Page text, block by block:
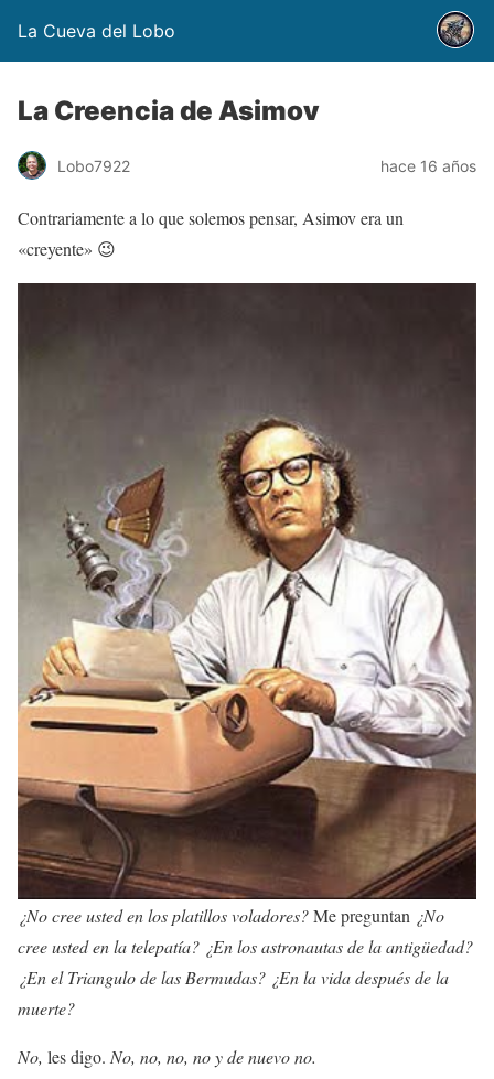
La Cueva del Lobo
La Creencia de Asimov
Lobo7922 hace 16 años
Contrariamente a lo que solemos pensar, Asimov era un
«creyente» 😉
¿No cree usted en los platillos voladores?Me preguntan ¿No
cree usted en la telepatía? ¿En los astronautas de la antigüedad?
¿En el Triangulo de las Bermudas? ¿En la vida después de la
muerte?
No, les digo. No, no, no, no y de nuevo no.